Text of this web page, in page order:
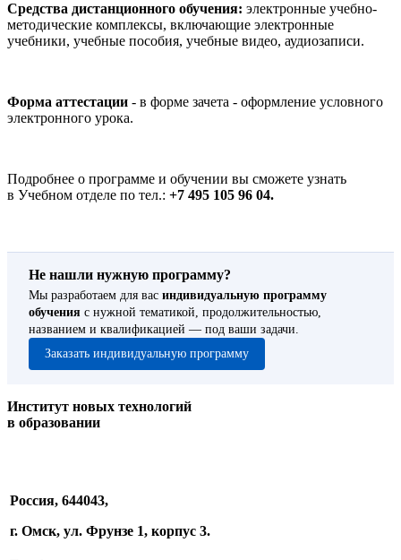
Средства дистанционного обучения: электронные учебно-
методические комплексы, включающие электронные
учебники, учебные пособия, учебные видео, аудиозаписи.
Форма аттестации - в форме зачета - оформление условного
электронного урока.
Подробнее о программе и обучении вы сможете узнать
в Учебном отделе по тел.: +7 495 105 96 04.
Не нашли нужную программу?
Мы разработаем для вас индивидуальную программу
обучения с нужной тематикой, продолжительностью,
названием и квалификацией — под ваши задачи.
Заказать индивидуальную программу
Институт новых технологий
в образовании
Россия, 644043,
г. Омск, ул. Фрунзе 1, корпус 3.